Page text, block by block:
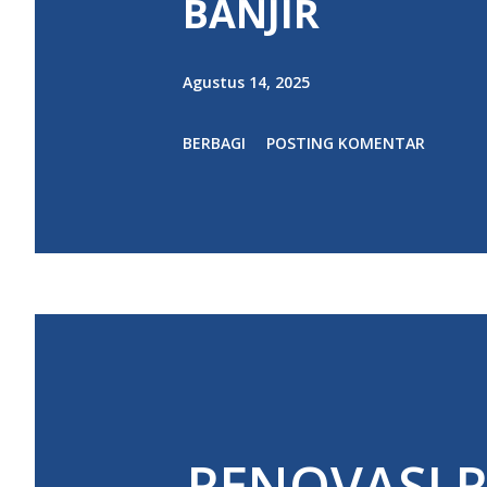
BANJIR
Agustus 14, 2025
BERBAGI POSTING KOMENTAR